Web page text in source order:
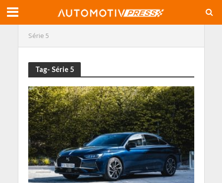
Série 5
Tag- Série 5